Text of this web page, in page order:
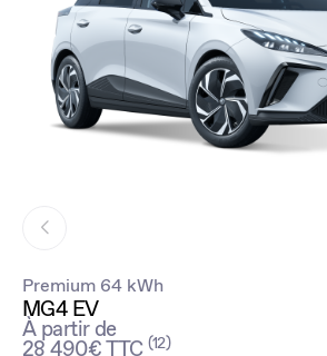
Premium 64 kWh
MG4 EV
À partir de
28 490€ TTC(12)